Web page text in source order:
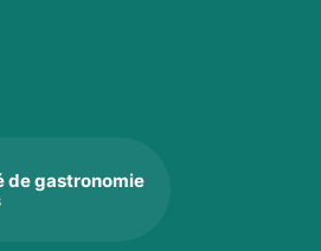
de gastronomie